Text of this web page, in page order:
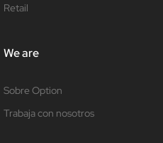
Retail
We are
Sobre Option
Trabaja con nosotros